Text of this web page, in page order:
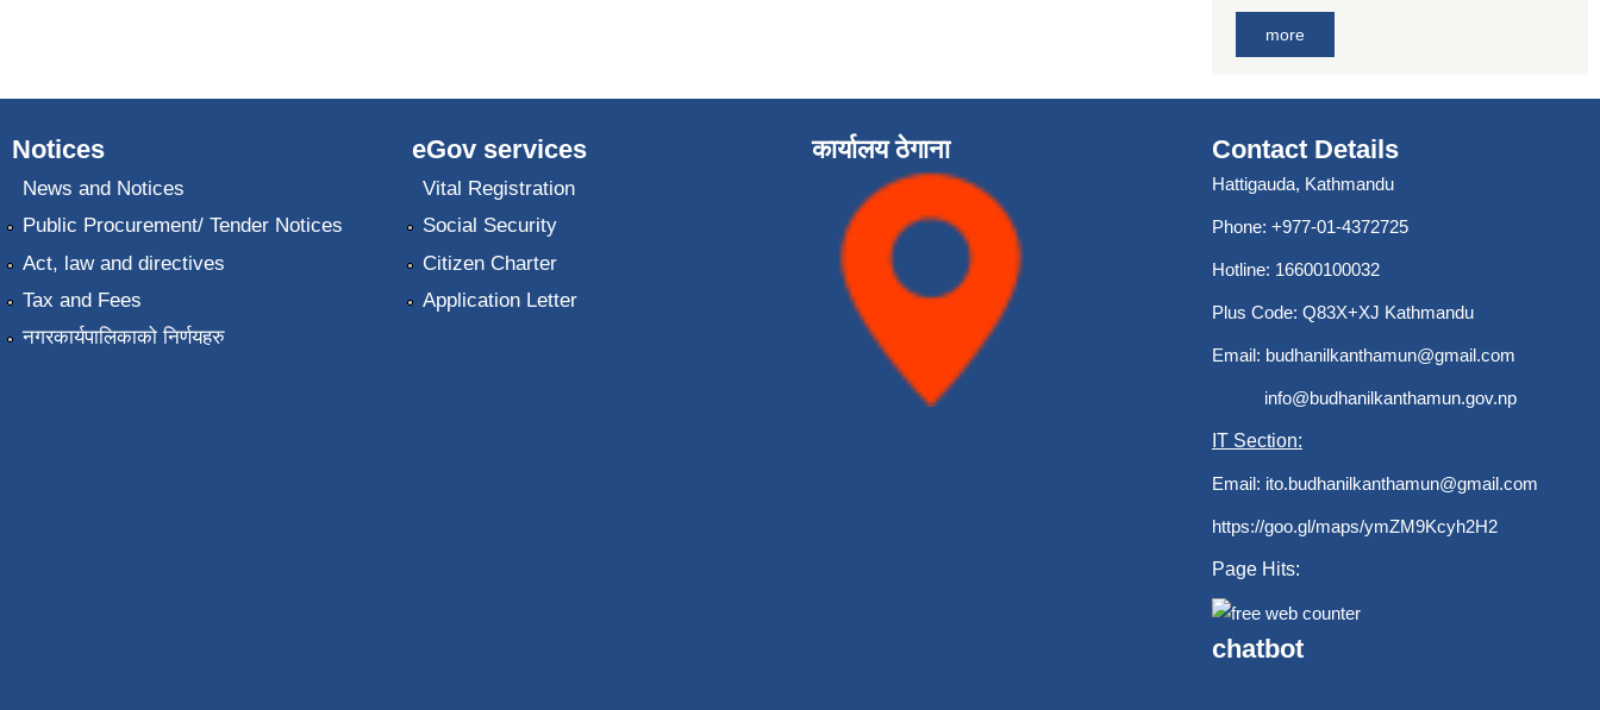
more
Notices
News and Notices
Public Procurement/ Tender Notices
Act, law and directives
Tax and Fees
नगरकार्यपालिकाको निर्णयहरु
eGov services
Vital Registration
Social Security
Citizen Charter
Application Letter
कार्यालय ठेगाना Contact Details
Hattigauda, Kathmandu
Phone: +977-01-4372725
Hotline: 16600100032
Plus Code: Q83X+XJ Kathmandu
Email: budhanilkanthamun@gmail.com
info@budhanilkanthamun.gov.np
IT Section:
Email: ito.budhanilkanthamun@gmail.com
https://goo.gl/maps/ymZM9Kcyh2H2
Page Hits:
chatbot